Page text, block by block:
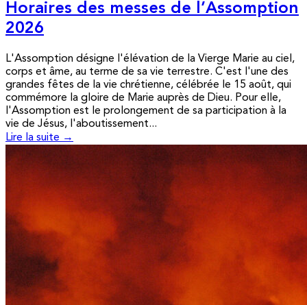
Horaires des messes de l’Assomption
2026
L'Assomption désigne l'élévation de la Vierge Marie au ciel,
corps et âme, au terme de sa vie terrestre. C'est l'une des
grandes fêtes de la vie chrétienne, célébrée le 15 août, qui
commémore la gloire de Marie auprès de Dieu. Pour elle,
l'Assomption est le prolongement de sa participation à la
vie de Jésus, l'aboutissement...
Lire la suite →